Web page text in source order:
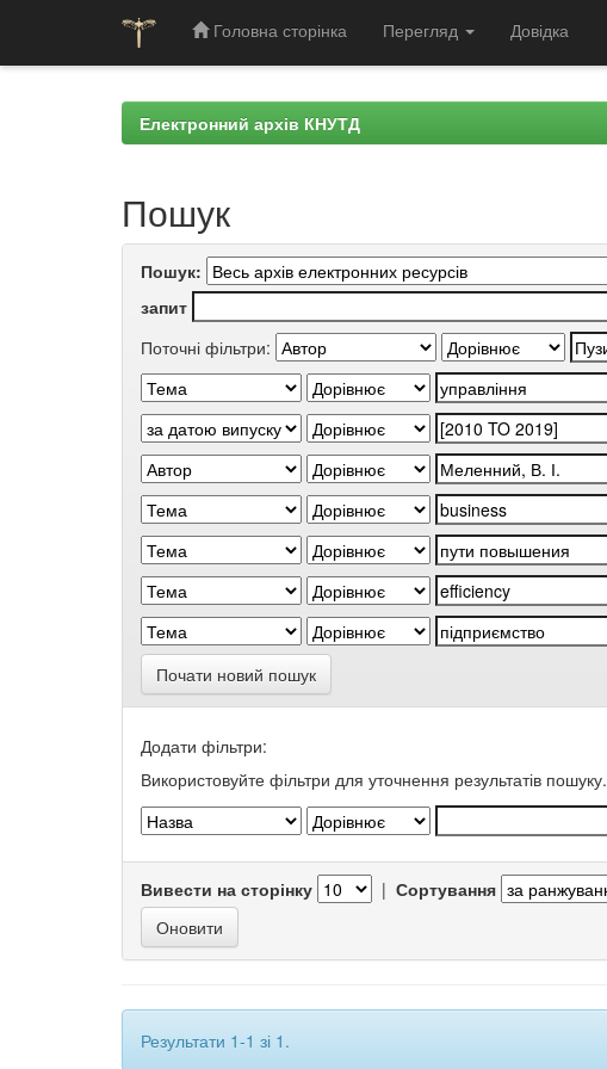
Головна сторінка Перегляд Довідка
Електронний архів КНУТД
Пошук
Пошук:
запит
Поточні фільтри:
Почати новий пошук
Додати фільтри:
Використовуйте фільтри для уточнення результатів пошуку.
Вивести на сторінку | Сортування
Результати 1-1 зі 1.